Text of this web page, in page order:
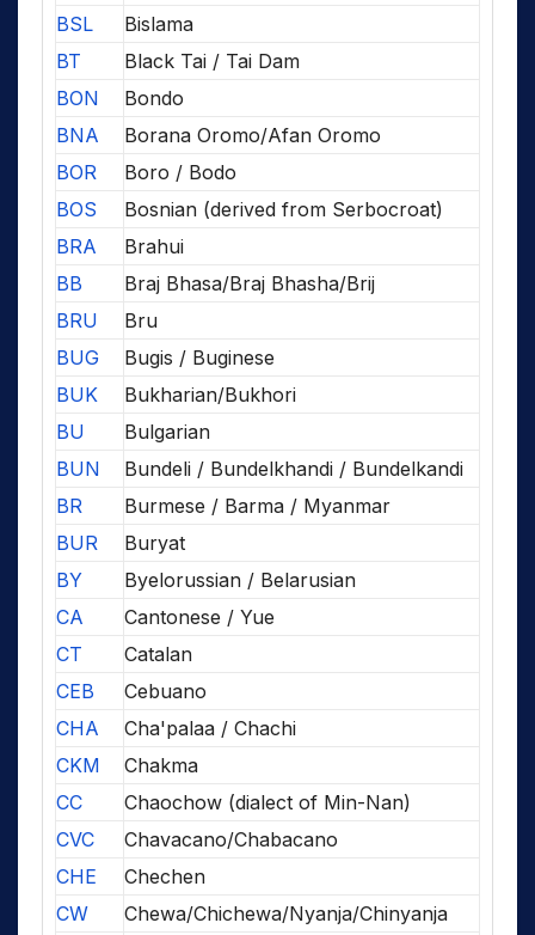
BSL
Bislama
BT
Black Tai / Tai Dam
BON
Bondo
BNA
Borana Oromo/Afan Oromo
BOR
Boro / Bodo
BOS
Bosnian (derived from Serbocroat)
BRA
Brahui
BB
Braj Bhasa/Braj Bhasha/Brij
BRU
Bru
BUG
Bugis / Buginese
BUK
Bukharian/Bukhori
BU
Bulgarian
BUN
Bundeli / Bundelkhandi / Bundelkandi
BR
Burmese / Barma / Myanmar
BUR
Buryat
BY
Byelorussian / Belarusian
CA
Cantonese / Yue
CT
Catalan
CEB
Cebuano
CHA
Cha'palaa / Chachi
CKM
Chakma
CC
Chaochow (dialect of Min-Nan)
CVC
Chavacano/Chabacano
CHE
Chechen
CW
Chewa/Chichewa/Nyanja/Chinyanja